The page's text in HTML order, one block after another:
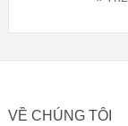
VỀ CHÚNG TÔI